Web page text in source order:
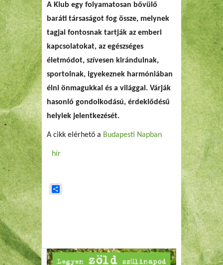
A Klub egy folyamatosan bővülő
baráti társaságot fog össze, melynek
tagjai fontosnak tartják az emberi
kapcsolatokat, az egészséges
életmódot, szívesen kirándulnak,
sportolnak, igyekeznek harmóniában
élni önmagukkal és a világgal. Várják
hasonló gondolkodású, érdeklődésű
helyiek jelentkezését.
A cikk elérhető a Budapesti Napban
hír